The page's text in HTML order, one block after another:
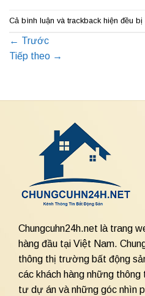
Cả bình luận và trackback hiện đều bị
← Trước
Tiếp theo →
Chungcuhn24h.net là trang
hàng đầu tại Việt Nam.
thông thị trường bất động
các khách hàng những
tư dự án và những góc nhìn